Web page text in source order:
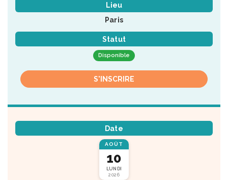
Lieu
Paris
Statut
Disponible
S'INSCRIRE
Date
AOÛT
10
LUNDI
2026